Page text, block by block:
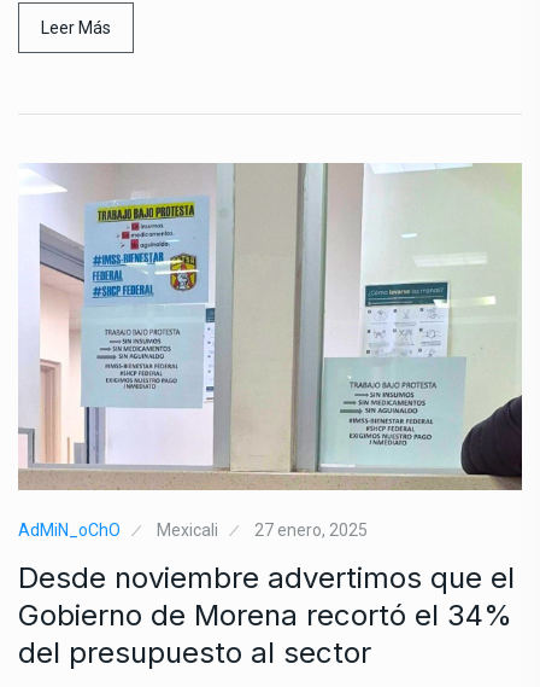
Leer Más
AdMiN_oChO Mexicali 27 enero, 2025
Desde noviembre advertimos que el
Gobierno de Morena recortó el 34%
del presupuesto al sector